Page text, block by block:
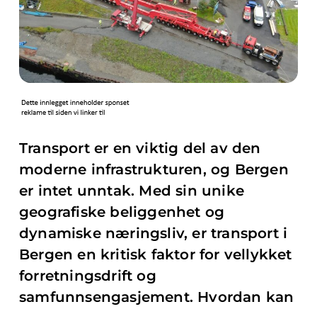
Transport er en viktig del av den
moderne infrastrukturen, og Bergen
er intet unntak. Med sin unike
geografiske beliggenhet og
dynamiske næringsliv, er transport i
Bergen en kritisk faktor for vellykket
forretningsdrift og
samfunnsengasjement. Hvordan kan